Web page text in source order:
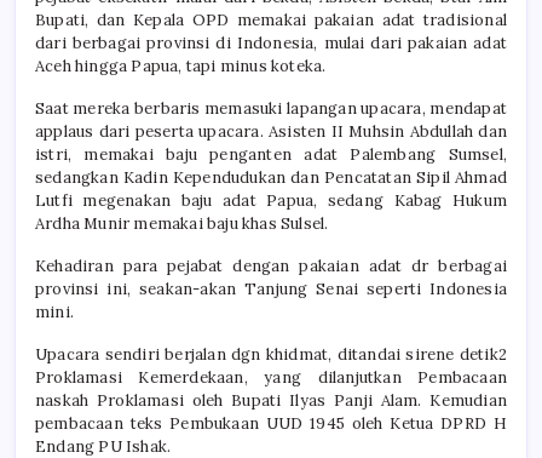
Bupati, dan Kepala OPD memakai pakaian adat tradisional
dari berbagai provinsi di Indonesia, mulai dari pakaian adat
Aceh hingga Papua, tapi minus koteka.
Saat mereka berbaris memasuki lapangan upacara, mendapat
applaus dari peserta upacara. Asisten II Muhsin Abdullah dan
istri, memakai baju penganten adat Palembang Sumsel,
sedangkan Kadin Kependudukan dan Pencatatan Sipil Ahmad
Lutfi megenakan baju adat Papua, sedang Kabag Hukum
Ardha Munir memakai baju khas Sulsel.
Kehadiran para pejabat dengan pakaian adat dr berbagai
provinsi ini, seakan-akan Tanjung Senai seperti Indonesia
mini.
Upacara sendiri berjalan dgn khidmat, ditandai sirene detik2
Proklamasi Kemerdekaan, yang dilanjutkan Pembacaan
naskah Proklamasi oleh Bupati Ilyas Panji Alam. Kemudian
pembacaan teks Pembukaan UUD 1945 oleh Ketua DPRD H
Endang PU Ishak.